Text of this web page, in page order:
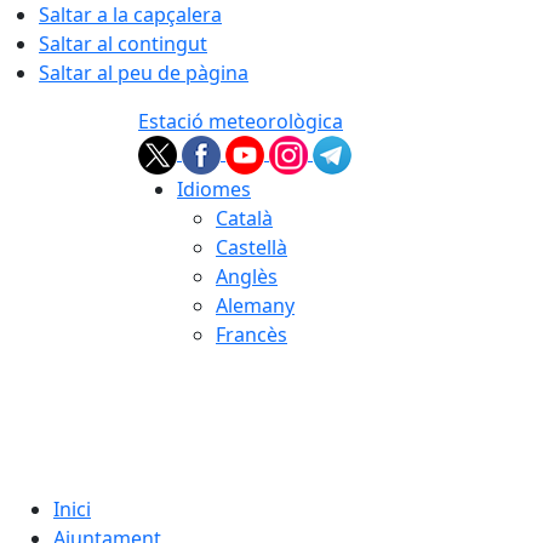
Saltar a la capçalera
Saltar al contingut
Saltar al peu de pàgina
Estació meteorològica
Idiomes
Català
Castellà
Anglès
Alemany
Francès
Inici